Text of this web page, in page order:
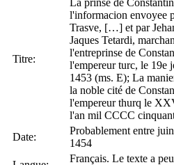
Titre:
l'informacion envoyee
Trasve, […] et par
Jaques Tetardi,
l'entreprinse de
l'empereur turc, le 19e
1453 (ms. E); La
la noble cité de
l'empereur thurq le
l'an mil CCCC
Date:
Probablement entre
1454
Français. Le texte a